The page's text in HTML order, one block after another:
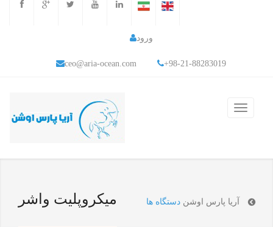
ورود
ceo@aria-ocean.com +98-21-88283019
میکروپلیت واشر دستگاه ها آریا پارس اوشن